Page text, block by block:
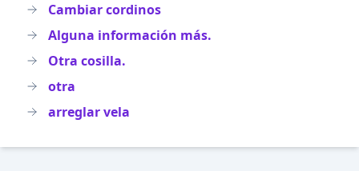
Cambiar cordinos
Alguna información más.
Otra cosilla.
otra
arreglar vela